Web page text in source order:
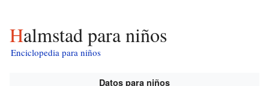
Halmstad para niños
Enciclopedia para niños
Datos para niños